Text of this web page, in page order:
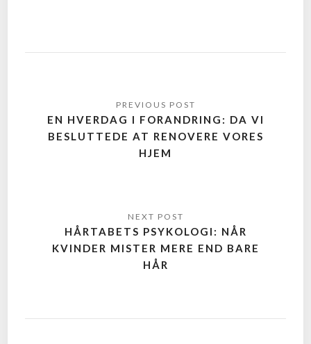
EN HVERDAG I FORANDRING: DA VI
BESLUTTEDE AT RENOVERE VORES
HJEM
HÅRTABETS PSYKOLOGI: NÅR
KVINDER MISTER MERE END BARE
HÅR